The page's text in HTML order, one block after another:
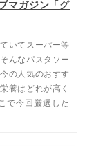
マガジン「グ
いてスーパー等
んなパスタソー
の人気のおすす
養はどれが高く
で今回厳選した